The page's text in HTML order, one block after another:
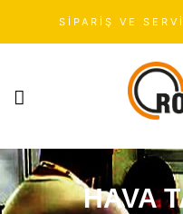
SİPARİŞ VE
HAVA